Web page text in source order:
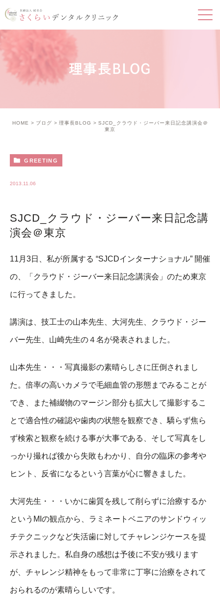
理事長BLOG
HOME ブログ 理事長BLOG
SJCD_クラウド・ジーバー来日記念講演会＠
東京
GREETING
2013.11.06
SJCD_クラウド・ジーバー来日記念講
演会＠東京
11月3日、私が所属する “SJCDインターナショナル” 開催
の、「クラウド・ジーバー来日記念講演会」のため東京
に行ってきました。
講演は、技工士の山本先生、大河先生、クラウド・ジー
バー先生、山崎先生の４名が発表されました。
山本先生・・・写真撮影の素晴らしさに圧倒されまし
た。倍率の高いカメラで毛細血管の形態までみることが
でき、また補綴物のマージン部分も拡大して撮影するこ
とで適合性の確認や歯肉の状態を観察でき、驕らず焦ら
ず検索と観察を続ける事が大事である、そして写真をし
っかり撮れば後から失敗もわかり、自分の臨床の参考や
ヒント、反省になるという言葉が心に響きました。
大河先生・・・いかに歯質を残して削らずに治療するか
というMIの観点から、ラミネートベニアのサンドウィッ
チテクニックなど失活歯に対してチャレンジケースを提
示されました。私自身の感想は予後に不安が残ります
が、チャレンジ精神をもって非常に丁寧に治療をされて
おられるのが素晴らしいです。